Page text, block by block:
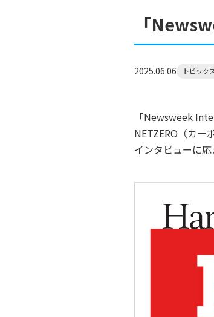
「
2025.06.06 トピック
「Newsweek
NETZERO（カー
インタビューに応